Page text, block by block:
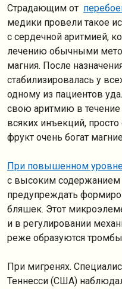
Страдающим от
медики провели такое
с сердечной аритмией,
лечению обычными
магния. После
стабилизировалась у
одному из пациентов
свою аритмию в
всяких инъекций,
фрукт очень богат
При повышенном уровне
с высоким содержанием
предупреждать
бляшек. Этот
и в регулировании
реже образуются
При мигренях.
Теннесси (США)